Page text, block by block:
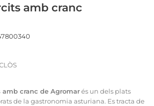
amb cranc
amb cranc de Agromarés un dels plats
de la gastronomia asturiana. Es tracta de